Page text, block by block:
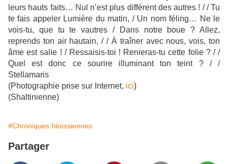
(Photographie prise sur Internet, ici)
(Shaltinienne)
#Chroniques héossiennes
Partager